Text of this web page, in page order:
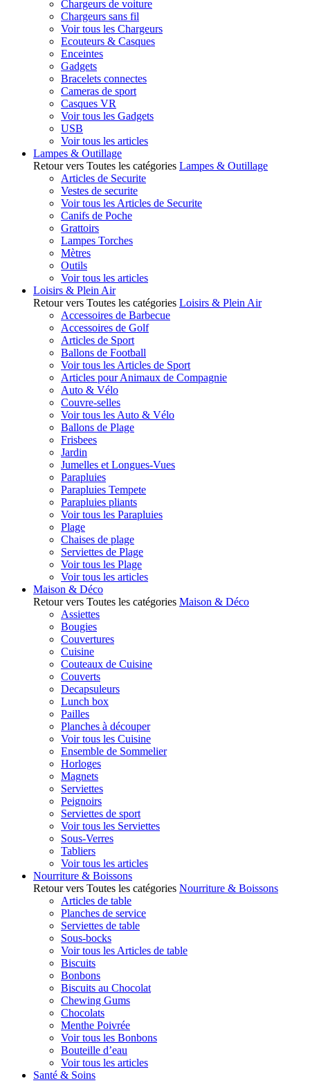
Chargeurs de voiture
Chargeurs sans fil
Voir tous les Chargeurs
Ecouteurs & Casques
Enceintes
Gadgets
Bracelets connectes
Cameras de sport
Casques VR
Voir tous les Gadgets
USB
Voir tous les articles
Lampes & Outillage
Retour vers Toutes les catégories Lampes & Outillage
Articles de Securite
Vestes de securite
Voir tous les Articles de Securite
Canifs de Poche
Grattoirs
Lampes Torches
Mètres
Outils
Voir tous les articles
Loisirs & Plein Air
Retour vers Toutes les catégories Loisirs & Plein Air
Accessoires de Barbecue
Accessoires de Golf
Articles de Sport
Ballons de Football
Voir tous les Articles de Sport
Articles pour Animaux de Compagnie
Auto & Vélo
Couvre-selles
Voir tous les Auto & Vélo
Ballons de Plage
Frisbees
Jardin
Jumelles et Longues-Vues
Parapluies
Parapluies Tempete
Parapluies pliants
Voir tous les Parapluies
Plage
Chaises de plage
Serviettes de Plage
Voir tous les Plage
Voir tous les articles
Maison & Déco
Retour vers Toutes les catégories Maison & Déco
Assiettes
Bougies
Couvertures
Cuisine
Couteaux de Cuisine
Couverts
Decapsuleurs
Lunch box
Pailles
Planches à découper
Voir tous les Cuisine
Ensemble de Sommelier
Horloges
Magnets
Serviettes
Peignoirs
Serviettes de sport
Voir tous les Serviettes
Sous-Verres
Tabliers
Voir tous les articles
Nourriture & Boissons
Retour vers Toutes les catégories Nourriture & Boissons
Articles de table
Planches de service
Serviettes de table
Sous-bocks
Voir tous les Articles de table
Biscuits
Bonbons
Biscuits au Chocolat
Chewing Gums
Chocolats
Menthe Poivrée
Voir tous les Bonbons
Bouteille d’eau
Voir tous les articles
Santé & Soins